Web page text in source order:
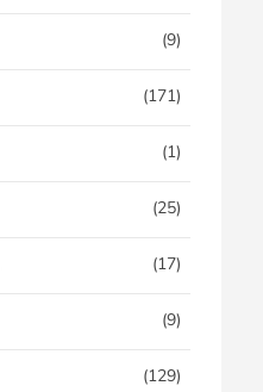
(9)
(171)
(1)
(25)
(17)
(9)
(129)